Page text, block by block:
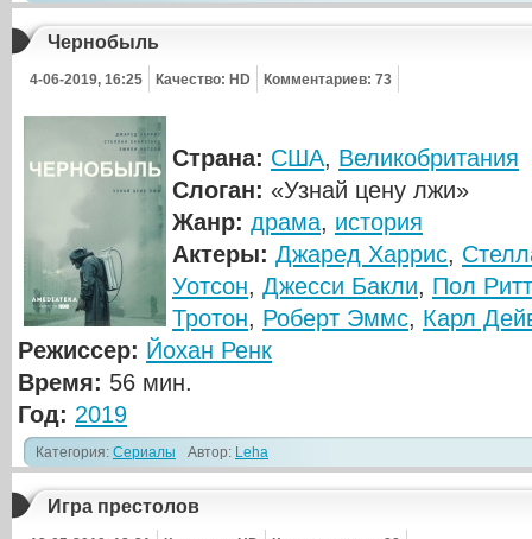
Чернобыль
4-06-2019, 16:25 Качество: HD Комментариев: 73
Страна: США, Великобритания
Слоган: «Узнай цену лжи»
Жанр: драма, история
Актеры: Джаред Харрис,
Уотсон, Джесси Бакли, Пол
Тротон, Роберт Эммс, Карл
Режиссер: Йохан Ренк
Время: 56 мин.
Год: 2019
Категория: Сериалы Автор: Leha
Игра престолов